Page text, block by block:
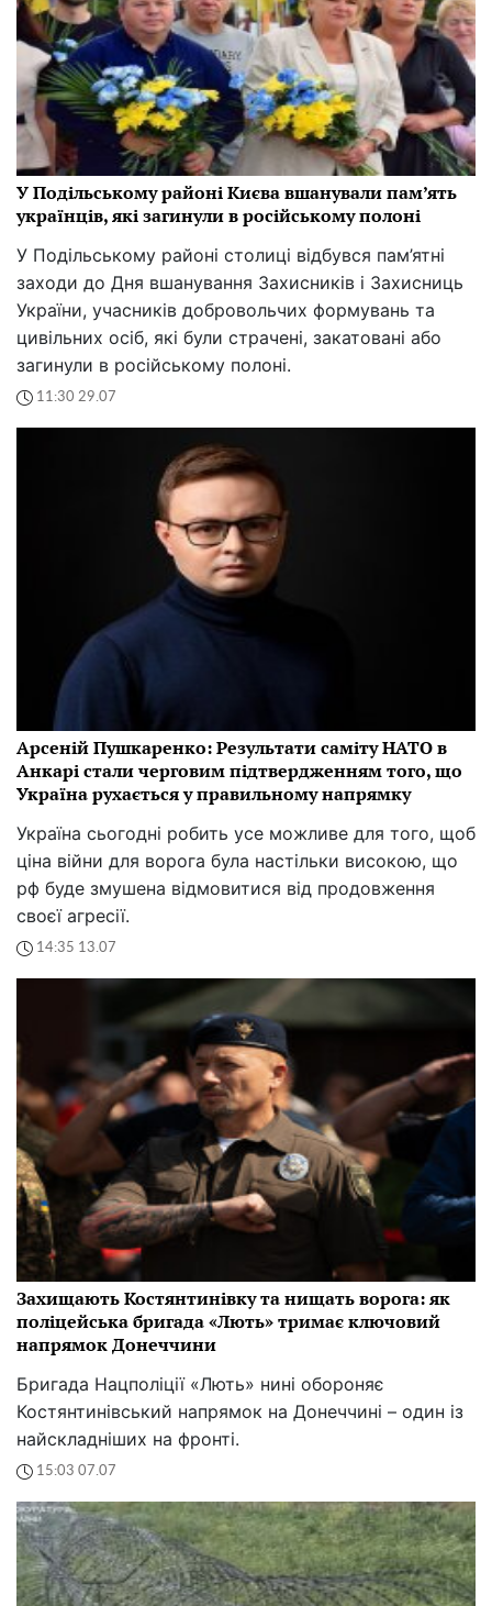
У Подільському районі Києва вшанували пам’ять
українців, які загинули в російському полоні
У Подільському районі столиці відбувся пам’ятні
заходи до Дня вшанування Захисників і Захисниць
України, учасників добровольчих формувань та
цивільних осіб, які були страчені, закатовані або
загинули в російському полоні.
11:30 29.07
Арсеній Пушкаренко: Результати саміту НАТО в
Анкарі стали черговим підтвердженням того, що
Україна рухається у правильному напрямку
Україна сьогодні робить усе можливе для того, щоб
ціна війни для ворога була настільки високою, що
рф буде змушена відмовитися від продовження
своєї агресії.
14:35 13.07
Захищають Костянтинівку та нищать ворога: як
поліцейська бригада «Лють» тримає ключовий
напрямок Донеччини
Бригада Нацполіції «Лють» нині обороняє
Костянтинівський напрямок на Донеччині – один із
найскладніших на фронті.
15:03 07.07